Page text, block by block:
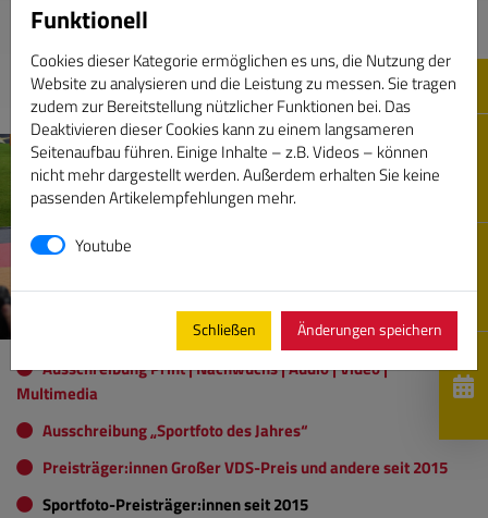
Ausschreibung Print | Nachwuchs | Audio | Video |
Multimedia
Ausschreibung „Sportfoto des Jahres“
Preisträger:innen Großer VDS-Preis und andere seit 2015
Sportfoto-Preisträger:innen seit 2015
Funktionell
Cookies dieser Kategorie ermöglichen es uns, die Nutzung der
Website zu analysieren und die Leistung zu messen. Sie tragen
zudem zur Bereitstellung nützlicher Funktionen bei. Das
Deaktivieren dieser Cookies kann zu einem langsameren
Seitenaufbau führen. Einige Inhalte – z.B. Videos – können
nicht mehr dargestellt werden. Außerdem erhalten Sie keine
passenden Artikelempfehlungen mehr.
Youtube
Schließen Änderungen speichern